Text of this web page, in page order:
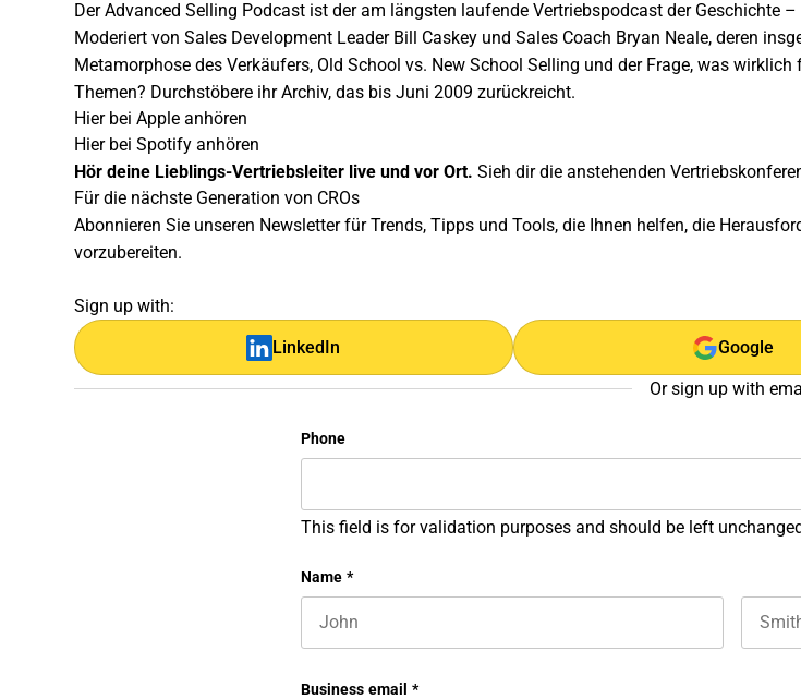
Der Advanced Selling Podcast ist der am längsten laufende Vertriebspodcast der Geschichte
Moderiert von Sales Development Leader Bill Caskey und Sales Coach Bryan Neale, deren
Metamorphose des Verkäufers, Old School vs. New School Selling und der Frage, was
Themen? Durchstöbere ihrArchiv, das bis Juni 2009 zurückreicht.
Hier bei Apple anhören
Hier bei Spotify anhören
Hör deine Lieblings-Vertriebsleiter live und vor Ort. Sieh dir die anstehenden
Für die nächste Generation von CROs
Abonnieren Sie unseren Newsletter für Trends, Tipps und Tools, die Ihnen helfen, die
vorzubereiten.
Sign up with:
LinkedIn Google
Or sign up with
Phone
This field is for validation purposes and should be left
Name *
Business email *